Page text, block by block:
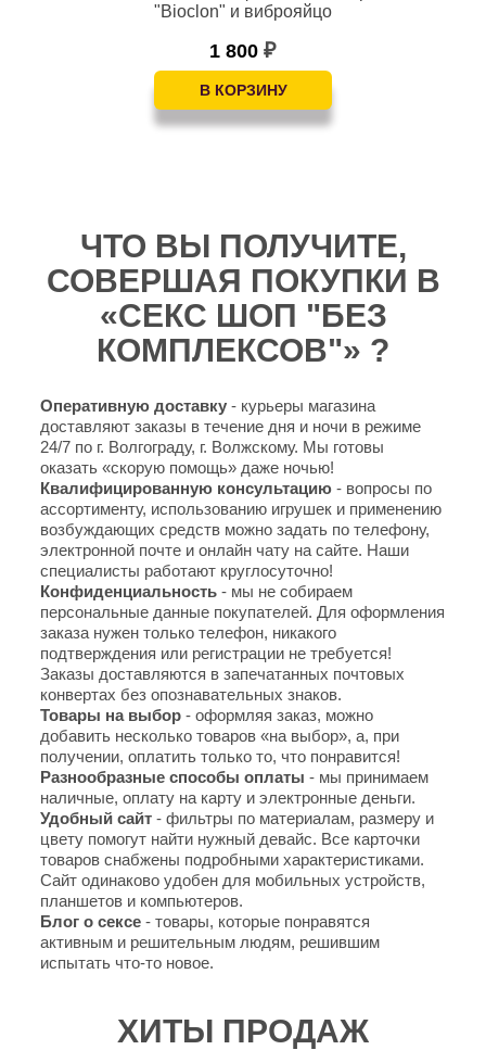
"Bioclon" и виброяйцо
1 800₽
ЧТО ВЫ ПОЛУЧИТЕ,
СОВЕРШАЯ ПОКУПКИ В
«СЕКС ШОП "БЕЗ
КОМПЛЕКСОВ"» ?
Оперативную доставку - курьеры магазина
доставляют заказы в течение дня и ночи в режиме
24/7 по г. Волгограду, г. Волжскому. Мы готовы
оказать «скорую помощь» даже ночью!
Квалифицированную консультацию - вопросы по
ассортименту, использованию игрушек и применению
возбуждающих средств можно задать по телефону,
электронной почте и онлайн чату на сайте. Наши
специалисты работают круглосуточно!
Конфиденциальность - мы не собираем
персональные данные покупателей. Для оформления
заказа нужен только телефон, никакого
подтверждения или регистрации не требуется!
Заказы доставляются в запечатанных почтовых
конвертах без опознавательных знаков.
Товары на выбор - оформляя заказ, можно
добавить несколько товаров «на выбор», а, при
получении, оплатить только то, что понравится!
Разнообразные способы оплаты - мы принимаем
наличные, оплату на карту и электронные деньги.
Удобный сайт - фильтры по материалам, размеру и
цвету помогут найти нужный девайс. Все карточки
товаров снабжены подробными характеристиками.
Сайт одинаково удобен для мобильных устройств,
планшетов и компьютеров.
Блог о сексе - товары, которые понравятся
активным и решительным людям, решившим
испытать что-то новое.
ХИТЫ ПРОДАЖ